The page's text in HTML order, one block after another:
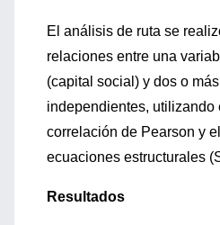
El análisis de ruta se
relaciones entre una
(capital social) y dos o
independientes, utilizando
correlación de Pearson y
ecuaciones estructurales
Resultados